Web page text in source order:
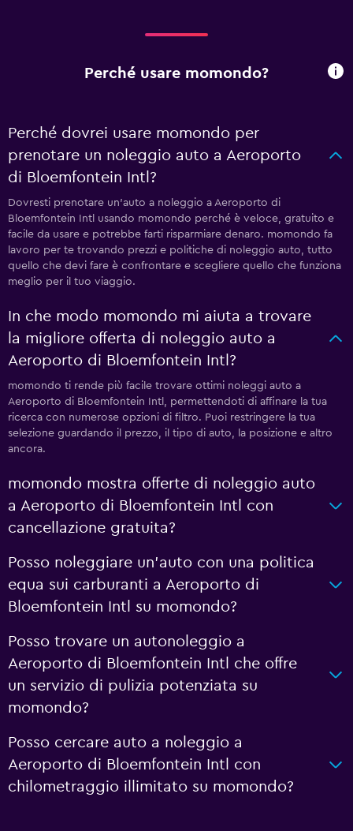
Perché usare momondo?
Perché dovrei usare momondo per
prenotare un noleggio auto a Aeroporto
di Bloemfontein Intl?
Dovresti prenotare un'auto a noleggio a Aeroporto di
Bloemfontein Intl usando momondo perché è veloce, gratuito e
facile da usare e potrebbe farti risparmiare denaro. momondo fa
lavoro per te trovando prezzi e politiche di noleggio auto, tutto
quello che devi fare è confrontare e scegliere quello che funziona
meglio per il tuo viaggio.
In che modo momondo mi aiuta a trovare
la migliore offerta di noleggio auto a
Aeroporto di Bloemfontein Intl?
momondo ti rende più facile trovare ottimi noleggi auto a
Aeroporto di Bloemfontein Intl, permettendoti di affinare la tua
ricerca con numerose opzioni di filtro. Puoi restringere la tua
selezione guardando il prezzo, il tipo di auto, la posizione e altro
ancora.
momondo mostra offerte di noleggio auto
a Aeroporto di Bloemfontein Intl con
cancellazione gratuita?
Posso noleggiare un'auto con una politica
equa sui carburanti a Aeroporto di
Bloemfontein Intl su momondo?
Posso trovare un autonoleggio a
Aeroporto di Bloemfontein Intl che offre
un servizio di pulizia potenziata su
momondo?
Posso cercare auto a noleggio a
Aeroporto di Bloemfontein Intl con
chilometraggio illimitato su momondo?